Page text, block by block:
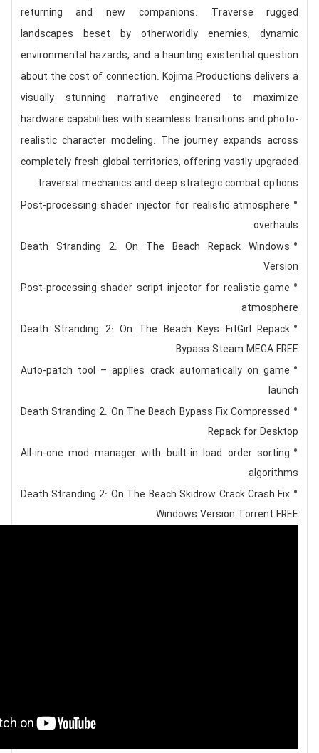
returning and new companions. Traverse rugged
landscapes beset by otherworldly enemies, dynamic
environmental hazards, and a haunting existential question
about the cost of connection. Kojima Productions delivers a
visually stunning narrative engineered to maximize
hardware capabilities with seamless transitions and photo-
realistic character modeling. The journey expands across
completely fresh global territories, offering vastly upgraded
traversal mechanics and deep strategic combat options.
Post-processing shader injector for realistic atmosphere
overhauls
Death Stranding 2: On The Beach Repack Windows
Version
Post-processing shader script injector for realistic game
atmosphere
Death Stranding 2: On The Beach Keys FitGirl Repack
Bypass Steam MEGA FREE
Auto-patch tool – applies crack automatically on game
launch
Death Stranding 2: On The Beach Bypass Fix Compressed
Repack for Desktop
All-in-one mod manager with built-in load order sorting
algorithms
Death Stranding 2: On The Beach Skidrow Crack Crash Fix
Windows Version Torrent FREE